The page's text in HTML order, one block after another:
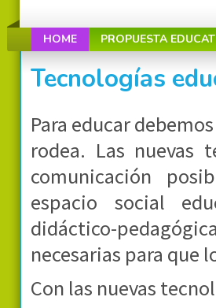
HOME PROPUESTA
Tecnologías
Para educar
rodea. Las nuevas
comunicación
espacio social
didáctico-
necesarias para que
Con las nuevas